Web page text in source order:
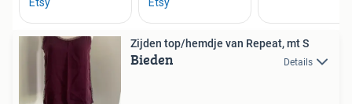
Zijden top/hemdje van Repeat, mt S
Bieden Details